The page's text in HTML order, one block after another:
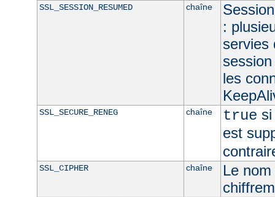
SSL_SESSION_RESUMED chaîne
:
servies
les
SSL_SECURE_RENEG chaîne true
est
SSL_CIPHER chaîne
Le